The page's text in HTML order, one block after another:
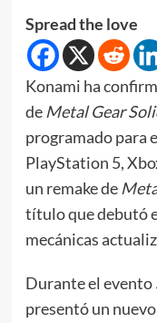
Spread the love
Konami ha
deMetal Gear
programado para
PlayStation 5,
un remake de
título que debutó
mecánicas
Durante el evento
presentó un